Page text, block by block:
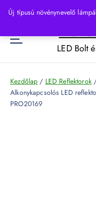
Új típusú növénynevelő
p
o
LED Bolt
Kezdőlap / LED Reflektorok
Alkonykapcsolós LED
PRO20169